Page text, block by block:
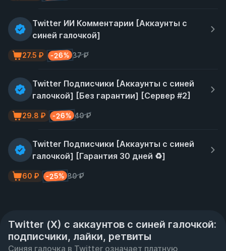
Twitter ИИ Комментарии [Аккаунты с
синей галочкой]
37 ₽
-26%
27.5 ₽
Twitter Подписчики [Аккаунты с синей
галочкой] [Без гарантии] [Сервер #2]
40 ₽
-26%
29.8 ₽
Twitter Подписчики [Аккаунты с синей
галочкой] [Гарантия 30 дней ♻️]
80 ₽
-25%
60 ₽
Twitter (X) с аккаунтов с синей галочкой:
подписчики, лайки, ретвиты
Синяя галочка в Twitter означает платную